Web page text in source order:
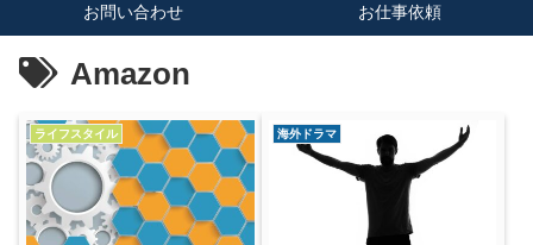
お問い合わせ お仕事依頼
Amazon
ライフスタイル 海外ドラマ